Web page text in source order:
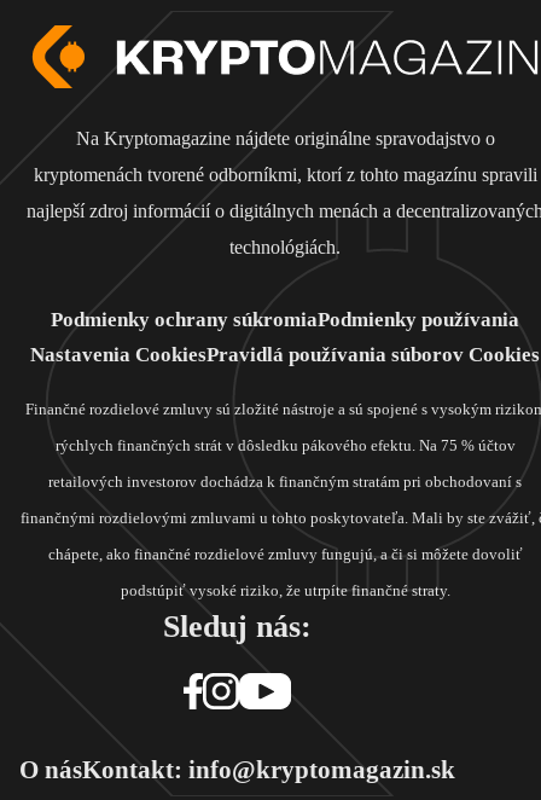
Na Kryptomagazine nájdete originálne spravodajstvo o
kryptomenách tvorené odborníkmi, ktorí z tohto magazínu spravili
najlepší zdroj informácií o digitálnych menách a
technológiách.
Podmienky ochrany súkromiaPodmienky používania
Nastavenia CookiesPravidlá používania súborov Cookies
Finančné rozdielové zmluvy sú zložité nástroje a sú spojené s vysokým
rýchlych finančných strát v dôsledku pákového efektu. Na 75 % účtov
retailových investorov dochádza k finančným stratám pri obchodovaní s
finančnými rozdielovými zmluvami u tohto poskytovateľa. Mali by ste zvážiť,
chápete, ako finančné rozdielové zmluvy fungujú, a či si môžete dovoliť
podstúpiť vysoké riziko, že utrpíte finančné straty.
Sleduj nás:
O násKontakt: info@kryptomagazin.sk